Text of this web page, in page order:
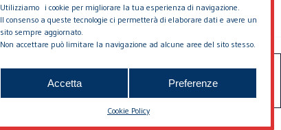
Utilizziamo i cookie per migliorare la tua esperienza di navigazione.
Il consenso a queste tecnologie ci permetterà di elaborare dati e avere un
sito sempre aggiornato.
Non accettare può limitare la navigazione ad alcune aree del sito stesso.
Accetta Preferenze
Cookie Policy
SOSTIENICI CONTATTACI